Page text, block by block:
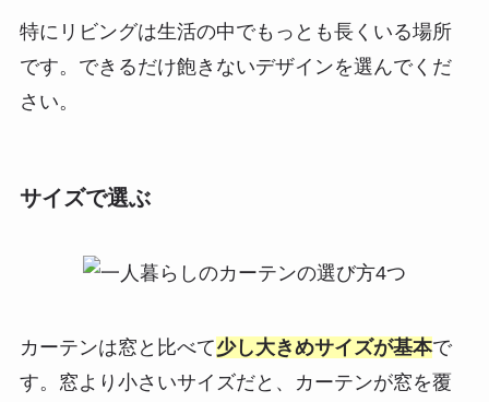
特にリビングは生活の中でもっとも長くいる場所
です。できるだけ飽きないデザインを選んでくだ
さい。
サイズで選ぶ
カーテンは窓と比べて少し大きめサイズが基本で
す。窓より小さいサイズだと、カーテンが窓を覆